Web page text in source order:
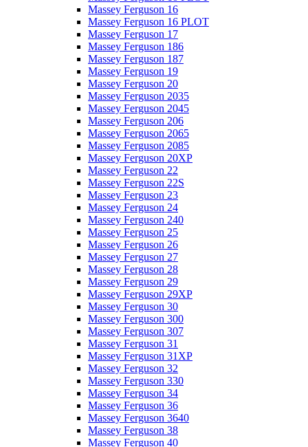
Massey Ferguson 16
Massey Ferguson 16 PLOT
Massey Ferguson 17
Massey Ferguson 186
Massey Ferguson 187
Massey Ferguson 19
Massey Ferguson 20
Massey Ferguson 2035
Massey Ferguson 2045
Massey Ferguson 206
Massey Ferguson 2065
Massey Ferguson 2085
Massey Ferguson 20XP
Massey Ferguson 22
Massey Ferguson 22S
Massey Ferguson 23
Massey Ferguson 24
Massey Ferguson 240
Massey Ferguson 25
Massey Ferguson 26
Massey Ferguson 27
Massey Ferguson 28
Massey Ferguson 29
Massey Ferguson 29XP
Massey Ferguson 30
Massey Ferguson 300
Massey Ferguson 307
Massey Ferguson 31
Massey Ferguson 31XP
Massey Ferguson 32
Massey Ferguson 330
Massey Ferguson 34
Massey Ferguson 36
Massey Ferguson 3640
Massey Ferguson 38
Massey Ferguson 40